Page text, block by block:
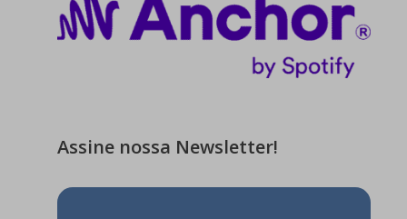
Assine nossa Newsletter!